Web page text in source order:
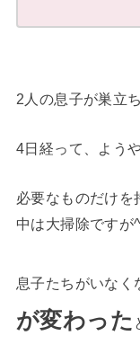
2人の息子が巣立
4日経って、よう
必要なものだけを
中は大掃除ですが
息子たちがいなく
が変わった